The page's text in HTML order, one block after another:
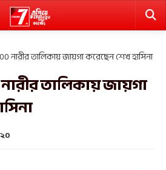
নারীর তালিকায় জায়গা করেছেন শেখ হাসিনা
তালিকায় জায়গা